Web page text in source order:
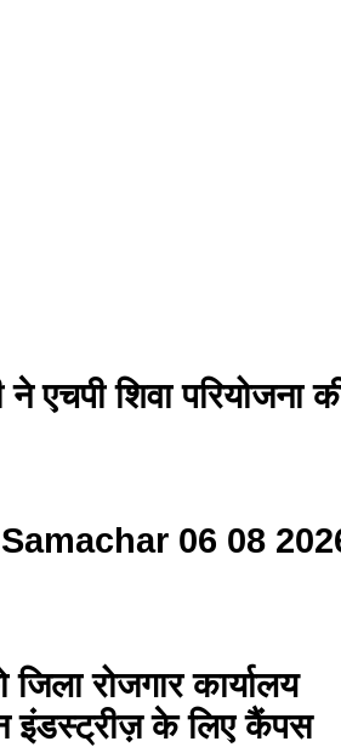
ने एचपी शिवा परियोजना
06 08
रोजगार कार्यालय
इंडस्ट्रीज़ के लिए कैंपस